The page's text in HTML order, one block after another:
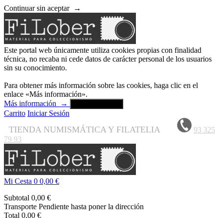
Continuar sin aceptar →
Este portal web únicamente utiliza cookies propias con finalidad
técnica, no recaba ni cede datos de carácter personal de los usuarios
sin su conocimiento.
Para obtener más información sobre las cookies, haga clic en el
enlace «Más información».
Más información
→
Carrito Iniciar Sesión
TIENDA NUMISMÁTICA Y FILATELIA
93 325
79 93
Mi Cesta 0 0,00 €
Subtotal 0,00 €
Transporte Pendiente hasta poner la dirección
Total 0,00 €